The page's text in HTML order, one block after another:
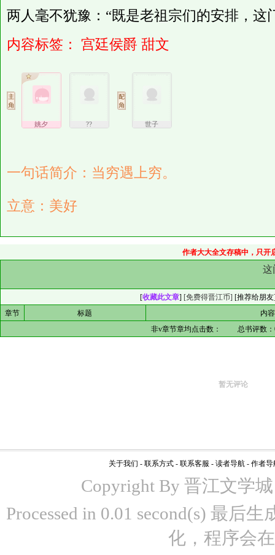
两人毫不犹豫：“既是老祖宗们的安排，这
内容标签：
宫廷侯爵 甜文
姚夕 ?? 世子
一句话简介：当穷遇上穷。
立意：美好
作者大大全文存稿中，只开
这
[收藏此文章] [免费得晋江币] [推荐给朋友
章节
标题
内
非v章节章均点击数：
总书评数：
暂无评论
关于我们 - 联系方式 - 联系客服 - 读者导航 - 作者导
Copyright By 晋江文学
Processed in 0.01 second(s) 最后
化，程序会